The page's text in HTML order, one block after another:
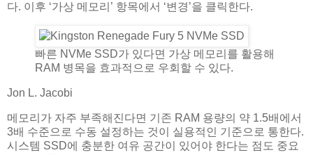
다. 이후 ‘가상 메모리’ 항목에서 ‘변경’을 클릭한다.
빠른 NVMe SSD가 있다면 가상 메모리를 활용해
RAM 병목을 효과적으로 우회할 수 있다.
Jon L. Jacobi
메모리가 자주 부족해진다면 기존 RAM 용량의 약 1.5배에서
3배 수준으로 수동 설정하는 것이 실용적인 기준으로 통한다.
시스템 SSD에 충분한 여유 공간이 있어야 한다는 점도 중요